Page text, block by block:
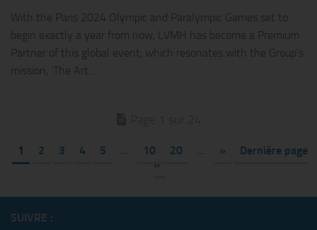
With the Paris 2024 Olympic and Paralympic Games set to
begin exactly a year from now, LVMH has become a Premium
Partner of this global event, which resonates with the Group’s
mission, ‘The Art...
1 2 3 4 5 10 20 »
Dernière page
»
SUIVRE :